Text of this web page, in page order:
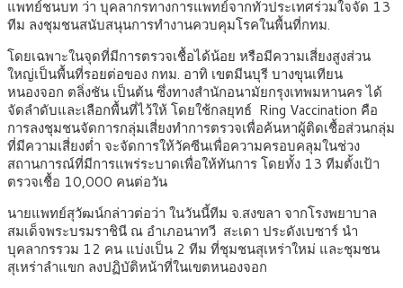
แพทย์ชนบท ว่า บุคลากรทางการแพทย์จากทั่วประเทศร่วมใจจัด 13
ทีม ลงชุมชนสนับสนุนการทำงานควบคุมโรคในพื้นที่กทม.
โดยเฉพาะในจุดที่มีการตรวจเชื้อได้น้อย หรือมีความเสี่ยงสูงส่วน
ใหญ่เป็นพื้นที่รอยต่อของ กทม. อาทิ เขตมีนบุรี บางขุนเทียน
หนองจอก ตลิ่งชัน เป็นต้น ซึ่งทางสำนักอนามัยกรุงเทพมหานคร ได้
จัดลำดับและเลือกพื้นที่ไว้ให้ โดยใช้กลยุทธ์ Ring Vaccination คือ
การลงชุมชนจัดการกลุ่มเสี่ยงทำการตรวจเพื่อค้นหาผู้ติดเชื้อส่วนกลุ่ม
ที่มีความเสี่ยงต่ำ จะจัดการให้วัคซีนเพื่อความครอบคลุมในช่วง
สถานการณ์ที่มีการแพร่ระบาดเพื่อให้ทันการ โดยทั้ง 13 ทีมตั้งเป้า
ตรวจเชื้อ 10,000 คนต่อวัน
นายแพทย์สุวัฒน์กล่าวต่อว่า ในวันนี้ทีม จ.สงขลา จากโรงพยาบาล
สมเด็จพระบรมราชินี ณ อำเภอนาทวี สะเดา ประดังเบซาร์ นำ
บุคลากรรวม 12 คน แบ่งเป็น 2 ทีม ที่ชุมชนสุเหร่าใหม่ และชุมชน
สุเหร่าลำแขก ลงปฏิบัติหน้าที่ในเขตหนองจอก